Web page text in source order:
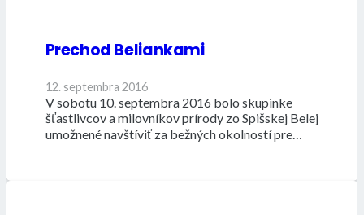
Prechod Beliankami
12. septembra 2016
V sobotu 10. septembra 2016 bolo skupinke
šťastlivcov a milovníkov prírody zo Spišskej Belej
umožnené navštíviť za bežných okolností pre…